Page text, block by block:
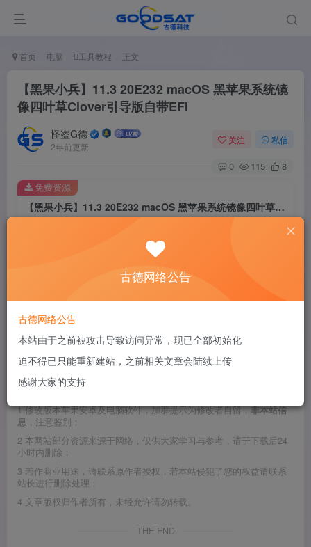
首页 电脑 工具教程 正文
【黑果小兵】11.3 20E232 macOS 黑苹果系统镜
像四叶草Clover引导版自带EFI
怪盗G德
2年前更新
关注 私信
0 115 8
【黑果小兵】11.3 20E232 macOS 黑苹果系统镜像四叶草Clover引导版自带EFI
登录查看
免费资源
这个是从黑果小兵制作的黑苹果安装镜像11.3中提取出来的
四叶草引导EFI文件。
1修改版本苹果安卓及电脑软件，加群提示为修改者自留，非本站信
息 ，注意鉴别；
2 本网站部分资源来源于网络，仅供大家学习与参考，请于下载后24
小时内删除；
3 若作商业用途，请联系原作者授权，若本站侵犯了您的权益请联系
站长进行删除处理；
4 文章版权归作者所有，未经允许请勿转载。
THE END
古德网络公告
古德网络公告
本站由于之前被攻击导致访问异常，现已全部初始化
迫不得已只能重新建站，之前相关文章会陆续上传
感谢大家的支持